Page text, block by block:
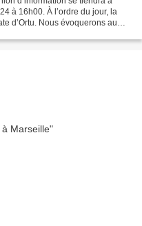
à 16h00. À l’ordre du jour, la
d’Ortu. Nous évoquerons au